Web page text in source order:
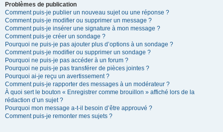
Problèmes de publication
Comment puis-je publier un nouveau sujet ou une réponse ?
Comment puis-je modifier ou supprimer un message ?
Comment puis-je insérer une signature à mon message ?
Comment puis-je créer un sondage ?
Pourquoi ne puis-je pas ajouter plus d’options à un sondage ?
Comment puis-je modifier ou supprimer un sondage ?
Pourquoi ne puis-je pas accéder à un forum ?
Pourquoi ne puis-je pas transférer de pièces jointes ?
Pourquoi ai-je reçu un avertissement ?
Comment puis-je rapporter des messages à un modérateur ?
À quoi sert le bouton « Enregistrer comme brouillon » affiché lors de la
rédaction d’un sujet ?
Pourquoi mon message a-t-il besoin d’être approuvé ?
Comment puis-je remonter mes sujets ?